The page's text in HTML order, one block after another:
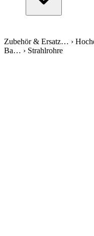
Zubehör & Ersatz… ›
Ba… › Strahlrohre